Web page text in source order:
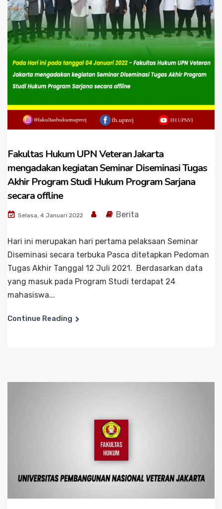
Fakultas Hukum UPN Veteran Jakarta
mengadakan kegiatan Seminar Diseminasi Tugas
Akhir Program Studi Hukum Program Sarjana
secara offline
Selasa, 4 Januari 2022 Berita
Hari ini merupakan hari pertama pelaksaan Seminar
Diseminasi secara terbuka Pasca ditetapkan Pedoman
Tugas Akhir Tanggal 12 Juli 2021. Berdasarkan data
yang masuk pada Program Studi terdapat 24
mahasiswa...
Continue Reading